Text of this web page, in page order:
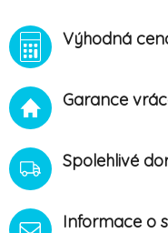
Zlepšuje kvalitu kůže a
Má antioxidační
Složen&
Výhodná
Garance
Spolehlivé
Informace o